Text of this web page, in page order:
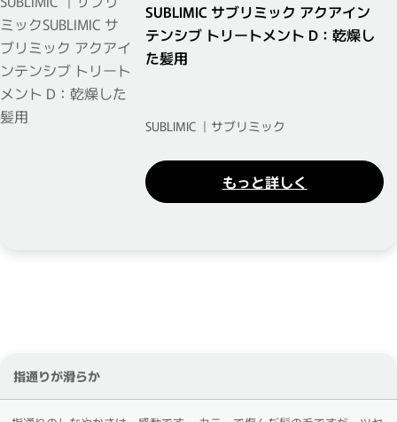
SUBLIMIC サブリミック アクアイン
テンシブ トリートメント D：乾燥し
た髪用
SUBLIMIC ｜サブリミック
もっと詳しく
指通りが滑らか